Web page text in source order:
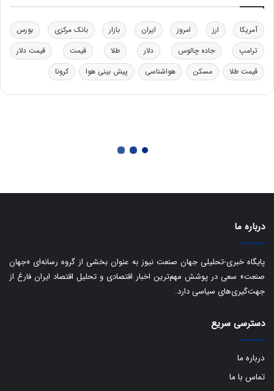
ق
ر
ب
ا
ی
آمریکا ارز امروز ایران بازار بانک مرکزی
بورس
ترامپ
جاده چالوس دلار طلا قیمت
قیمت دلار
قیمت طلا
مسکن هواشناسی پیش بینی هوا کرونا
درباره ما
پایگاه خبری-تحلیلی جهان صنعت نیوز به عنوان بخشی از گروه رسانه‌ای «جهان
صنعت» سعی در پوشش مهم‌ترین اخبار اقتصادی و تحلیل اقتصاد ایران فارغ از
جهت‌گیری‌های سیاسی دارد.
دسترسی سریع
درباره ما
تماس با ما